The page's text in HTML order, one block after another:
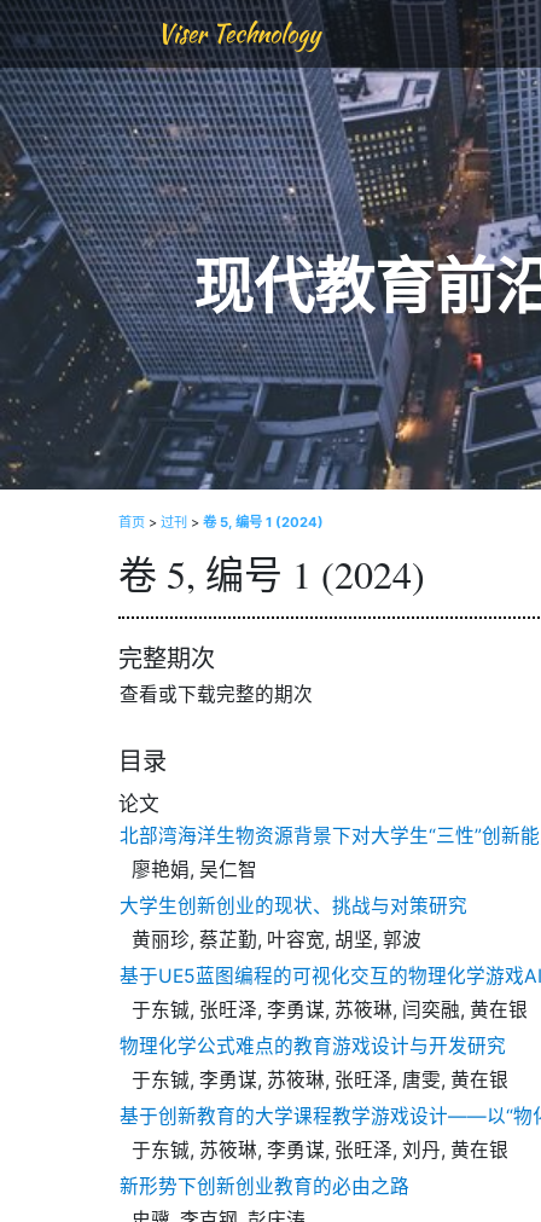
Viser Technology
现代教育前
首页 > 过刊 > 卷 5, 编号 1 (2024)
卷 5, 编号 1 (2024)
完整期次
查看或下载完整的期次
目录
论文
北部湾海洋生物资源背景下对大学生“三性”创新
廖艳娟, 吴仁智
大学生创新创业的现状、挑战与对策研究
黄丽珍, 蔡芷勤, 叶容宽, 胡坚, 郭波
基于UE5蓝图编程的可视化交互的物理化学游戏
于东铖, 张旺泽, 李勇谋, 苏筱琳, 闫奕融, 黄在银
物理化学公式难点的教育游戏设计与开发研究
于东铖, 李勇谋, 苏筱琳, 张旺泽, 唐雯, 黄在银
基于创新教育的大学课程教学游戏设计——以“物
于东铖, 苏筱琳, 李勇谋, 张旺泽, 刘丹, 黄在银
新形势下创新创业教育的必由之路